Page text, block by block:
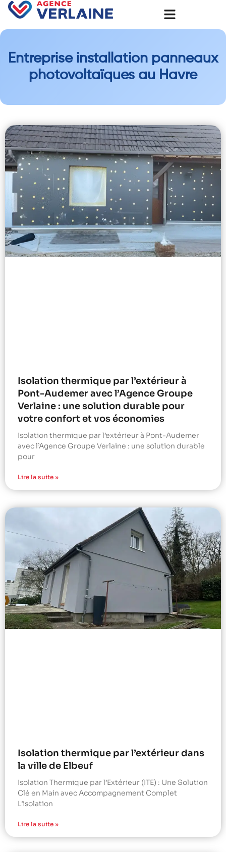
Entreprise installation panneaux
photovoltaïques au Havre
Isolation thermique par l’extérieur à
Pont-Audemer avec l’Agence Groupe
Verlaine : une solution durable pour
votre confort et vos économies
Isolation thermique par l’extérieur à Pont-Audemer
avec l’Agence Groupe Verlaine : une solution durable
pour
Lire la suite »
Isolation thermique par l’extérieur dans
la ville de Elbeuf
Isolation Thermique par l’Extérieur (ITE) : Une Solution
Clé en Main avec Accompagnement Complet
L’isolation
Lire la suite »